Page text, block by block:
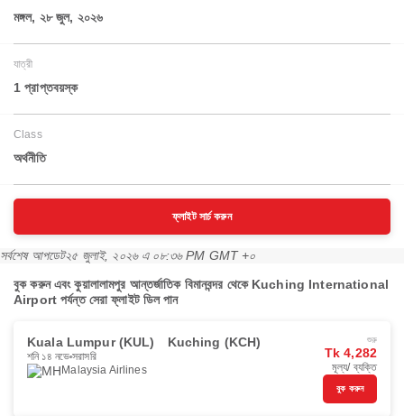
মঙ্গল, ২৮ জুল, ২০২৬
যাত্রী
1 প্রাপ্তবয়স্ক
Class
অর্থনীতি
ফ্লাইট সার্চ করুন
সর্বশেষ আপডেট২৫ জুলাই, ২০২৬ এ ০৮:৩৬ PM GMT +০
বুক করুন এবং কুয়ালালামপুর আন্তর্জাতিক বিমানবন্দর থেকে Kuching International
Airport পর্যন্ত সেরা ফ্লাইট ডিল পান
Kuala Lumpur (KUL) Kuching (KCH)
শনি ১৪ নভে সরাসরি
Malaysia Airlines
শুরু
Tk 4,282
মূল্য/ ব্যক্তি
বুক করুন